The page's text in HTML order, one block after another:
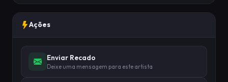
Ações
Enviar Recado
Deixe uma mensagem para este artista